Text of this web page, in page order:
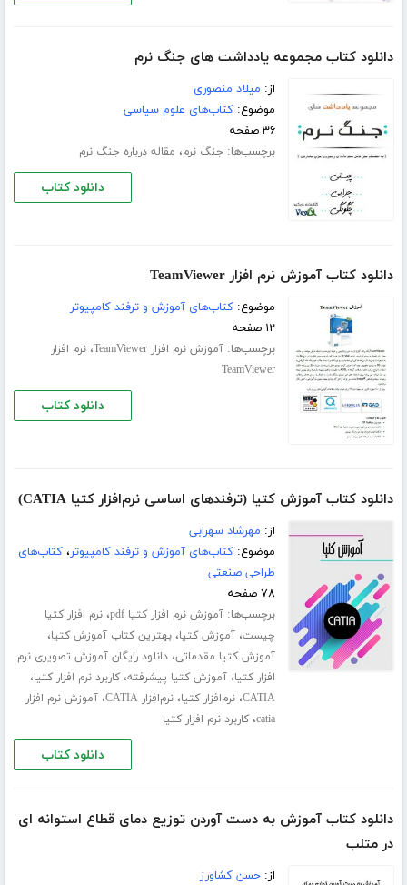
دانلود کتاب مجموعه یادداشت های جنگ نرم
از: میلاد منصوری
موضوع:کتاب‌های علوم سیاسی
۳۶ صفحه
برچسب‌ها: جنگ نرم، مقاله درباره جنگ نرم
دانلود کتاب
دانلود کتاب آموزش نرم افزار TeamViewer
موضوع:کتاب‌های آموزش و ترفند کامپیوتر
۱۲ صفحه
برچسب‌ها:آموزش نرم افزار TeamViewer ،نرم افزار
TeamViewer
دانلود کتاب
دانلود کتاب آموزش کتیا (ترفندهای اساسی نرم‌افزار کتیا CATIA)
از: مهرشاد سهرابی
موضوع:کتاب‌های آموزش و ترفند کامپیوتر،کتاب‌های
طراحی صنعتی
۷۸ صفحه
برچسب‌ها:آموزش نرم افزار کتیا pdf ،نرم افزار کتیا
چیست،آموزش کتیا،بهترین کتاب آموزش کتیا،
آموزش کتیا مقدماتی،دانلود رایگان آموزش تصویری نرم
افزار کتیا،آموزش کتیا پیشرفته،کاربرد نرم افزار کتیا،
CATIA،نرم‌افزار کتیا،نرم‌افزار CATIA ،آموزش نرم افزار
catia،کاربرد نرم افزار کتیا
دانلود کتاب
دانلود کتاب آموزش به دست آوردن توزیع دمای قطاع استوانه ای
در متلب
از:حسن کشاورز